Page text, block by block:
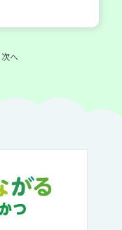
次へ